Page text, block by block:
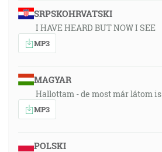
SRPSKOHRVATSKI
I HAVE HEARD BUT NOW I SEE
MP3
MAGYAR
Hallottam - de most már látom is
MP3
POLSKI